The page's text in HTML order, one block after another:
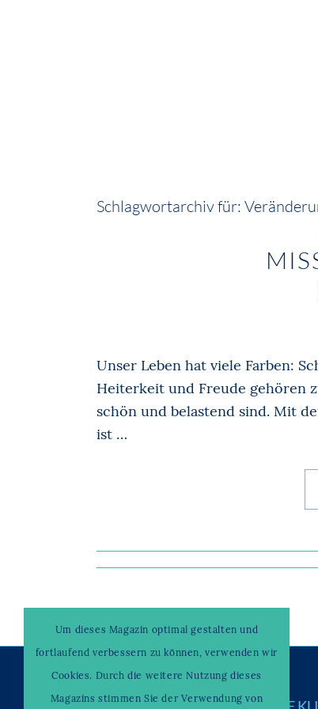
Schlagwortarchiv für:
Unser Leben hat viele Farben:
Heiterkeit und Freude gehören
schön und belastend sind. Mit
ist …
© Copyright –WAHRENDORFF
Um dieses Magazin optimal gestalten und
fortlaufend verbessern zu können, verwenden wir
Cookies. Durch die weitere Nutzung dieses
Magazins stimmen Sie der Verwendung von